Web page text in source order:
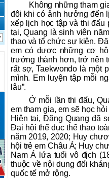
Không những tham
đôi khi có ảnh hưởng đến
xếp lịch học tập và thi đấu
tại, Quang là sinh viên
thao và tổ chức sự kiện.
em có được những cơ
trưởng thành hơn, trở nên
rất sợ, Taekwondo là một
mình. Em luyện tập mỗi
lâu”.
Ở mỗi lần thi đấu,
em tham gia, em sẽ học
Hiện tại, Đăng Quang đã
Đại hội thể dục thể thao
năm 2019, 2020; Huy
hội trẻ em Châu Á; Huy
Nam Á lứa tuổi vô địch
thuộc về nội dung đối
quốc tế mở rộng.